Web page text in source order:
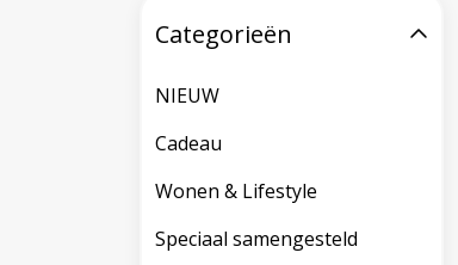
Categorieën
NIEUW
Cadeau
Wonen & Lifestyle
Speciaal samengesteld